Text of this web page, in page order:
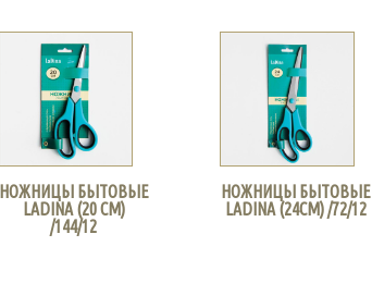
НОЖНИЦЫ БЫТОВЫЕ
LADINA (20 СМ)
/144/12
НОЖНИЦЫ БЫТОВЫЕ
LADINA (24СМ) /72/12